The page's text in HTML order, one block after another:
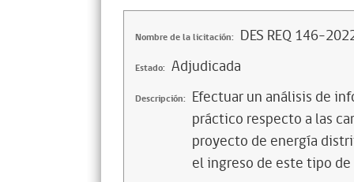
Nombre de la licitación: DES REQ 146-
Estado: Adjudicada
Descripción: Efectuar un análisis de
práctico respecto a las
proyecto de energía
el ingreso de este tipo